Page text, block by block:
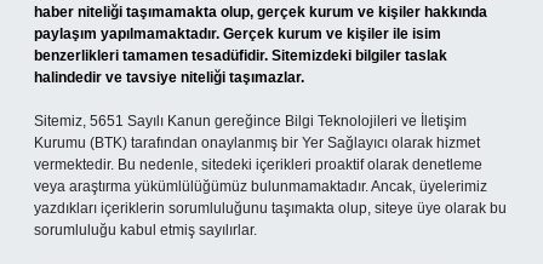
haber niteliği taşımamakta olup, gerçek kurum ve kişiler hakkında
paylaşım yapılmamaktadır. Gerçek kurum ve kişiler ile isim
benzerlikleri tamamen tesadüfidir. Sitemizdeki bilgiler taslak
halindedir ve tavsiye niteliği taşımazlar.
Sitemiz, 5651 Sayılı Kanun gereğince Bilgi Teknolojileri ve İletişim
Kurumu (BTK) tarafından onaylanmış bir Yer Sağlayıcı olarak hizmet
vermektedir. Bu nedenle, sitedeki içerikleri proaktif olarak denetleme
veya araştırma yükümlülüğümüz bulunmamaktadır. Ancak, üyelerimiz
yazdıkları içeriklerin sorumluluğunu taşımakta olup, siteye üye olarak bu
sorumluluğu kabul etmiş sayılırlar.